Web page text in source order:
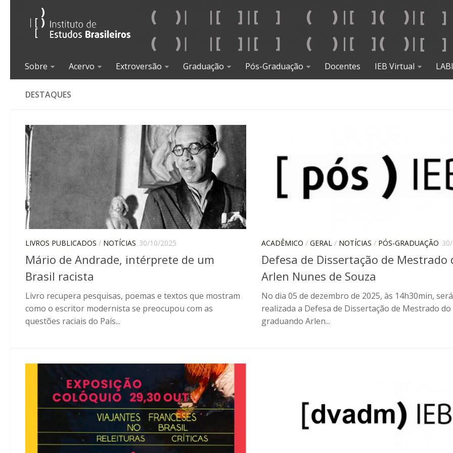
Sobre Acervo Extroversão Graduação Pós-Graduação Docentes IEB Virtual
DESTAQUES
LIVROS PUBLICADOS / NOTÍCIAS 30/10/2025
Mário de Andrade, intérprete de um
Brasil racista
Livro recupera pesquisas, poemas e textos que mostram
como o escritor modernista se preocupou com as
questões raciais do País...
ACADÊMICO / GERAL / NOTÍCIAS / PÓS-GRADUAÇÃO
Defesa de Dissertação de Mestrado
Arlen Nunes de Souza
No dia 05 de dezembro de 2025, às 14h30min, será
realizada a Defesa de Dissertação de Mestrado
graduando Arlen...